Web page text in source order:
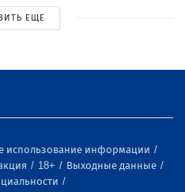
ЕЩЕ
использование информации
18+
Выходные данные